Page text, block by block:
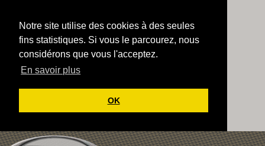
Notre site utilise des cookies à des seules
fins statistiques. Si vous le parcourez, nous
considérons que vous l'acceptez.
En savoir plus
OK